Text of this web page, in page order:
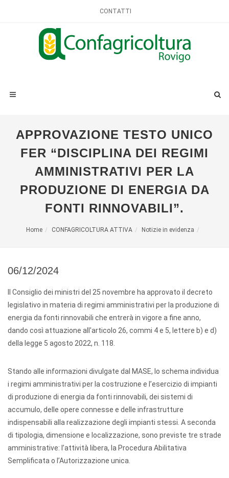
CONTATTI
APPROVAZIONE TESTO UNICO
FER “DISCIPLINA DEI REGIMI
AMMINISTRATIVI PER LA
PRODUZIONE DI ENERGIA DA
FONTI RINNOVABILI”.
Home CONFAGRICOLTURA ATTIVA Notizie in evidenza
06/12/2024
Il Consiglio dei ministri del 25 novembre ha approvato il decreto
legislativo in materia di regimi amministrativi per la produzione di
energia da fonti rinnovabili che entrerà in vigore a fine anno,
dando così attuazione all'articolo 26, commi 4 e 5, lettere b) e d)
della legge 5 agosto 2022, n. 118.
Stando alle informazioni divulgate dal MASE, lo schema individua
i regimi amministrativi per la costruzione e l’esercizio di impianti
di produzione di energia da fonti rinnovabili, dei sistemi di
accumulo, delle opere connesse e delle infrastrutture
indispensabili alla realizzazione degli impianti stessi. A seconda
di tipologia, dimensione e localizzazione, sono previste tre strade
amministrative: l’attività libera, la Procedura Abilitativa
Semplificata o l’Autorizzazione unica.